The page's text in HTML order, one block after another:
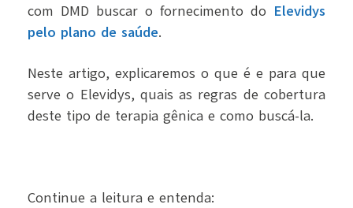
com DMD buscar o fornecimento do Elevidys
pelo plano de saúde.
Neste artigo, explicaremos o que é e para que
serve o Elevidys, quais as regras de cobertura
deste tipo de terapia gênica e como buscá-la.
Continue a leitura e entenda: